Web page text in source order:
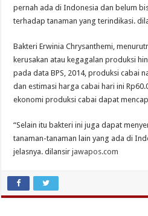
pernah ada di Indonesia dan belum
terhadap tanaman yang terindikasi.
Bakteri Erwinia Chrysanthemi,
kerusakan atau kegagalan produksi
pada data BPS, 2014, produksi cabai
dan estimasi harga cabai hari ini
ekonomi produksi cabai dapat
“Selain itu bakteri ini juga dapat
tanaman-tanaman lain yang ada di
jelasnya. dilansirjawapos.com